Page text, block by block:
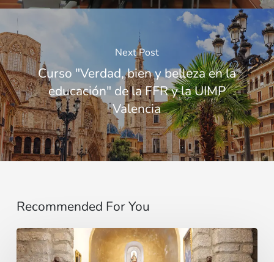
Next Post
Curso "Verdad, bien y belleza en la
educación" de la FFR y la UIMP
Valencia
Recommended For You
La
voz